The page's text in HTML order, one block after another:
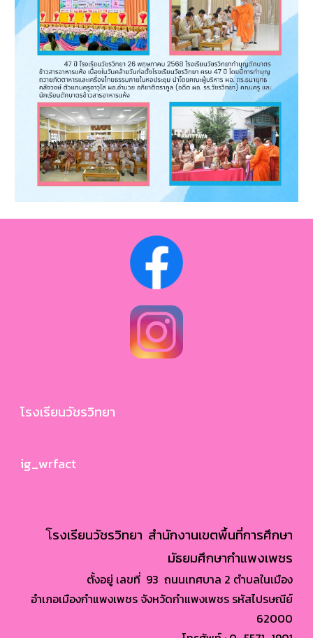
โรงเรียนวัชรวิทยา
ig_wrfact
โรงเรียนวัชรวิทยา สำนักงานเขตพื้นที่การศึกษา
มัธยมศึกษากำแพงเพชร
ตั้งอยู่ เลขที่ 93 ถนนเทศบาล 2 ตำบลในเมือง
อำเภอเมืองกำแพงเพชร จังหวัดกำแพงเพชร รหัสไปรษณีย์
62000